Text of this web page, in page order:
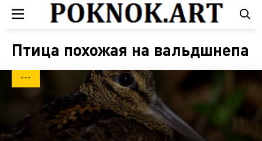
Птица похожая на вальдшнепа
---